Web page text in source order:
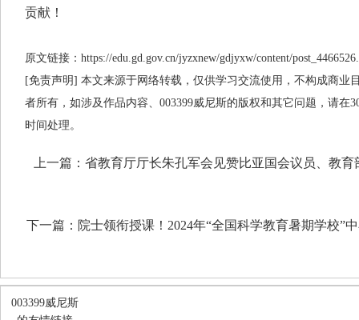
贡献！
原文链接：https://edu.gd.gov.cn/jyzxnew/gdjyxw/content/
[免责声明] 本文来源于网络转载，仅供学习交流使用，不构成商业
者所有，如涉及作品内容、003399威尼斯的版权和其它问题，请在
时间处理。
上一篇： 省教育厅厅长朱孔军会见赞比亚国会议员、教育
下一篇： 院士领衔授课！2024年“全国科学教育暑期学校”
003399威尼斯